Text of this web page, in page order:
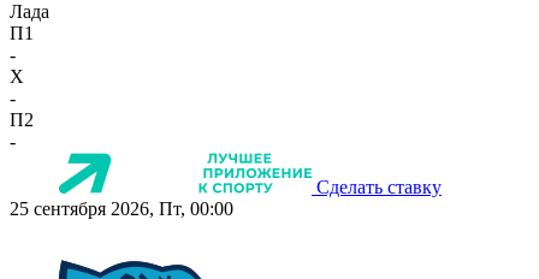
Лада
П1
-
X
-
П2
-
Сделать ставку
25 сентября 2026, Пт, 00:00